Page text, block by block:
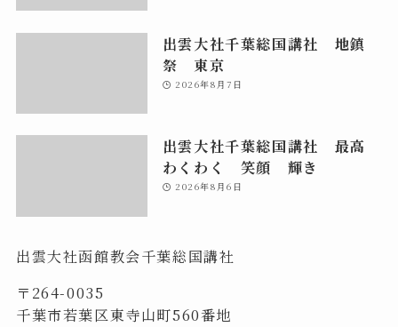
出雲大社千葉総国講社 地鎮
祭 東京
2026年8月7日
出雲大社千葉総国講社 最高
わくわく 笑顔 輝き
2026年8月6日
出雲大社函館教会千葉総国講社
〒264-0035
千葉市若葉区東寺山町560番地